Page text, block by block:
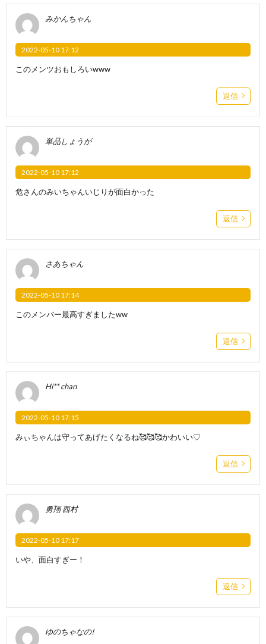
みかんちゃん
2022-05-10 17:12
このメンツおもしろいwww
返信
単品しょうが
2022-05-10 17:12
危さんのみいちゃんいじりが面白かった
返信
さあちゃん
2022-05-10 17:14
このメンバー最高すぎましたww
返信
Hi** chan
2022-05-10 17:15
みぃちゃんは守ってあげたくなるね🥰🥰🥰かわいい♡
返信
勇翔 西村
2022-05-10 17:17
いや、面白すぎー！
返信
ゆのちゃなの!